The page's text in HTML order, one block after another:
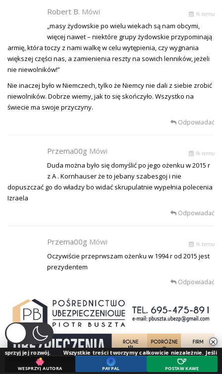
Robert B. Mówi % temu
„masy żydowskie po wielu wiekach są nam obcymi,
więcej nawet – niektóre grupy żydowskie przypominają
armię, która toczy z nami walkę w celu wytępienia, czy wygnania
większej części nas, a zamienienia reszty na sowich lenników, jeżeli
nie niewolników!”
Nie inaczej było w Niemczech, tylko że Niemcy nie dali z siebie zrobić
niewolników. Dobrze wiemy, jak to się skończyło. Wszystko na
świecie ma swoje przyczyny.
Odpowiadać
Przema00g Mówi % temu
Duda można było się domyślić po jego ożenku w 2015 r
z A . Kornhauser że to jebany szabesgoj i nie
dopuszczać go do władzy bo widać skrupulatnie wypełnia polecenia
Izraela
Odpowiadać
Przema00g Mówi % temu
Oczywiście przeprwszam ożenku w 1994 r od 2015 jest
prezydentem
Odpowiadać
×
Wszystkie treści tworzymy całkowicie niezależnie. Jeśli doceniasz
WESPRZYJ AUTORA PAYPAL POSTAW KAWĘ